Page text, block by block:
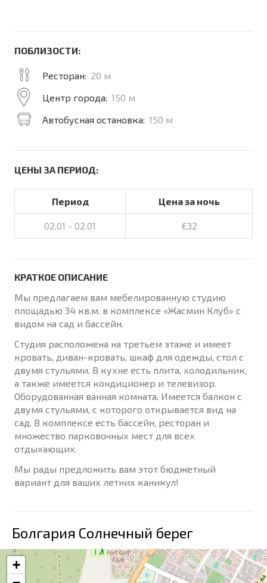
ПОБЛИЗОСТИ:
Ресторан: 20 м
Центр города: 150 м
Автобусная остановка: 150 м
ЦЕНЫ ЗА ПЕРИОД:
Период Цена за ночь
02.01 - 02.01 €32
КРАТКОЕ ОПИСАНИЕ
Мы предлагаем вам мебелированную студию
площадью 34 кв.м. в комплексе «Жасмин Клуб» с
видом на сад и бассейн.
Студия расположена на третьем этаже и имеет
кровать, диван-кровать, шкаф для одежды, стол с
двумя стульями. В кухне есть плита, холодильник,
а также имеется кондиционер и телевизор.
Оборудованная ванная комната. Имеется балкон с
двумя стульями, с которого открывается вид на
сад. В комплексе есть бассейн, ресторан и
множество парковочных мест для всех
отдыхающих.
Мы рады предложить вам этот бюджетный
вариант для ваших летних каникул!
Болгария Солнечный берег
+